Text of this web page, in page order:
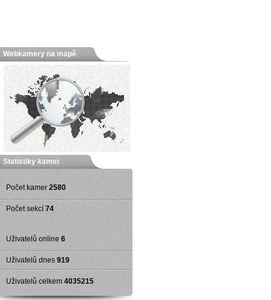
Webkamery na mapě
Statistiky kamer
Počet kamer 2580
Počet sekcí 74
Uživatelů online 6
Uživatelů dnes 919
Uživatelů celkem 4035215